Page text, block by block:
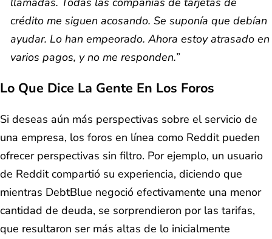
crédito me siguen acosando. Se suponía que debían
ayudar. Lo han empeorado. Ahora estoy atrasado en
varios pagos, y no me responden.”
Lo Que Dice La Gente En Los Foros
Si deseas aún más perspectivas sobre el servicio de
una empresa, los foros en línea como Reddit pueden
ofrecer perspectivas sin filtro. Por ejemplo, un usuario
de Reddit compartió su experiencia, diciendo que
mientras DebtBlue negoció efectivamente una menor
cantidad de deuda, se sorprendieron por las tarifas,
que resultaron ser más altas de lo inicialmente